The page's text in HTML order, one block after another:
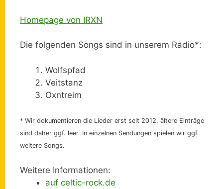
Homepage von IRXN
Die folgenden Songs sind in unserem Radio*:
Wolfspfad
Veitstanz
Oxntreim
* Wir dokumentieren die Lieder erst seit 2012, ältere Einträge
sind daher ggf. leer. In einzelnen Sendungen spielen wir ggf.
weitere Songs.
Weitere Informationen:
auf celtic-rock.de